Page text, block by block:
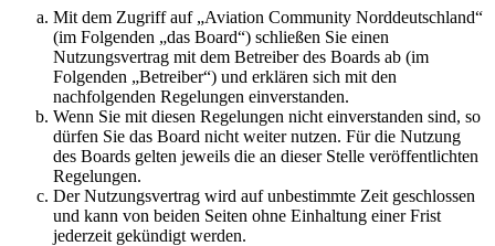
Mit dem Zugriff auf „Aviation Community Norddeutschland“
(im Folgenden „das Board“) schließen Sie einen
Nutzungsvertrag mit dem Betreiber des Boards ab (im
Folgenden „Betreiber“) und erklären sich mit den
nachfolgenden Regelungen einverstanden.
Wenn Sie mit diesen Regelungen nicht einverstanden sind, so
dürfen Sie das Board nicht weiter nutzen. Für die Nutzung
des Boards gelten jeweils die an dieser Stelle veröffentlichten
Regelungen.
Der Nutzungsvertrag wird auf unbestimmte Zeit geschlossen
und kann von beiden Seiten ohne Einhaltung einer Frist
jederzeit gekündigt werden.